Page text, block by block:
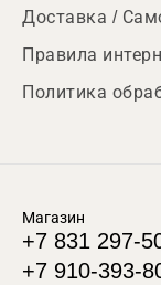
Доставка /
Правила
Политика
Магазин
+7 831 297-
+7 910-393-